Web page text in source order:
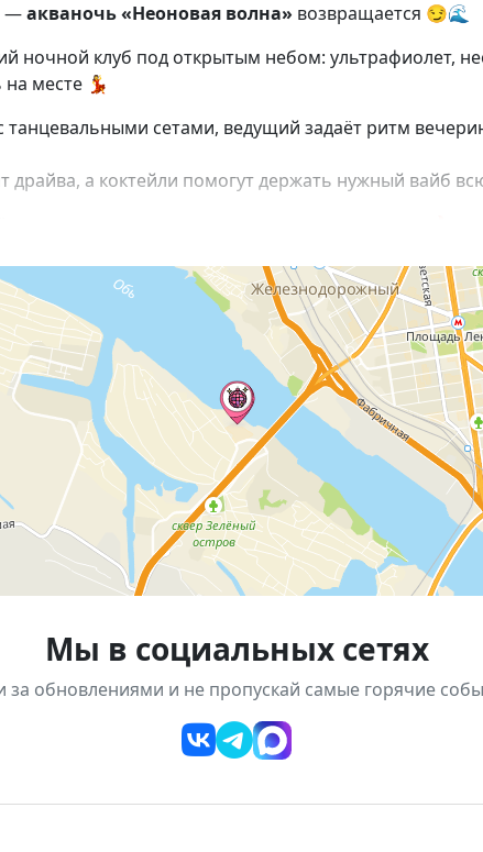
—акваночь «Неоновая волна» возвращается 😏🌊
ночной клуб под открытым небом: ультрафиолет,
месте 💃
сетами, ведущий задаёт ритм
а коктейли помогут держать нужный вайб
Афиша мероприятий
условие 18+, билеты категории
Мы в социальных сетях
за обновлениями и не пропускай самые горячие